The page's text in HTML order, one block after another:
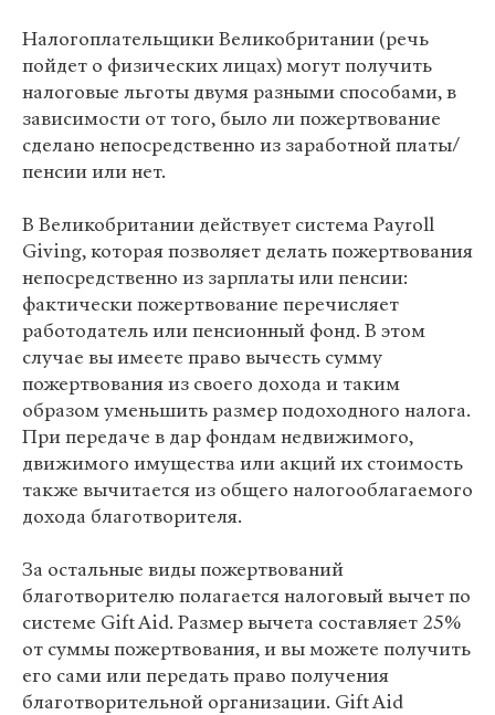
Налогоплательщики Великобритании (речь
пойдет о физических лицах) могут получить
налоговые льготы двумя разными способами, в
зависимости от того, было ли пожертвование
сделано непосредственно из заработной платы/
пенсии или нет.
В Великобритании действует система Payroll
Giving, которая позволяет делать пожертвования
непосредственно из зарплаты или пенсии:
фактически пожертвование перечисляет
работодатель или пенсионный фонд. В этом
случае вы имеете право вычесть сумму
пожертвования из своего дохода и таким
образом уменьшить размер подоходного налога.
При передаче в дар фондам недвижимого,
движимого имущества или акций их стоимость
также вычитается из общего налогооблагаемого
дохода благотворителя.
За остальные виды пожертвований
благотворителю полагается налоговый вычет по
системе Gift Aid. Размер вычета составляет 25%
от суммы пожертвования, и вы можете получить
его сами или передать право получения
благотворительной организации. Gift Aid